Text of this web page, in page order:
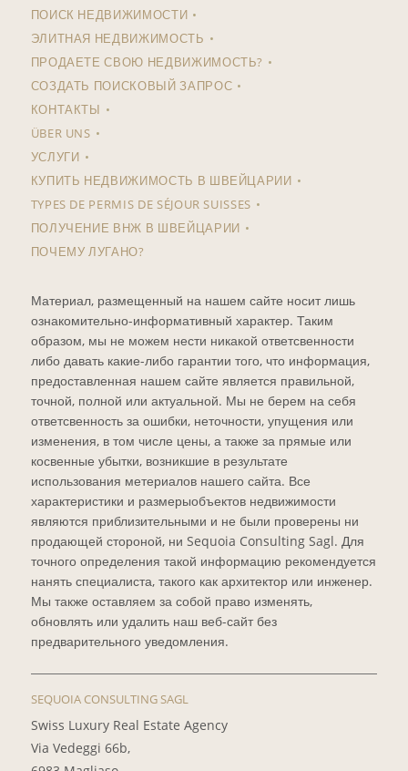
ПОИСК НЕДВИЖИМОСТИ
ЭЛИТНАЯ НЕДВИЖИМОСТЬ
ПРОДАЕТЕ СВОЮ НЕДВИЖИМОСТЬ?
СОЗДАТЬ ПОИСКОВЫЙ ЗАПРОС
КОНТАКТЫ
ÜBER UNS
УСЛУГИ
КУПИТЬ НЕДВИЖИМОСТЬ В ШВЕЙЦАРИИ
TYPES DE PERMIS DE SÉJOUR SUISSES
ПОЛУЧЕНИЕ ВНЖ В ШВЕЙЦАРИИ
ПОЧЕМУ ЛУГАНО?
Материал, размещенный на нашем сайте носит лишь
ознакомительно-информативный характер. Таким
образом, мы не можем нести никакой ответсвенности
либо давать какие-либо гарантии того, что информация,
предоставленная нашем сайте является правильной,
точной, полной или актуальной. Мы не берем на себя
ответсвенность за ошибки, неточности, упущения или
изменения, в том числе цены, а также за прямые или
косвенные убытки, возникшие в результате
использования метериалов нашего сайта. Все
характеристики и размерыобъектов недвижимости
являются приблизительными и не были проверены ни
продающей стороной, ни Sequoia Consulting Sagl. Для
точного определения такой информацию рекомендуется
нанять специалиста, такого как архитектор или инженер.
Мы также оставляем за собой право изменять,
обновлять или удалить наш веб-сайт без
предварительного уведомления.
SEQUOIA CONSULTING SAGL
Swiss Luxury Real Estate Agency
Via Vedeggi 66b,